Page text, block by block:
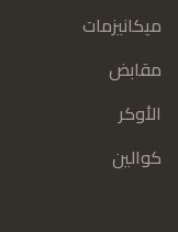
ميكانيزمات
مقابض
الأوكر
كوالين